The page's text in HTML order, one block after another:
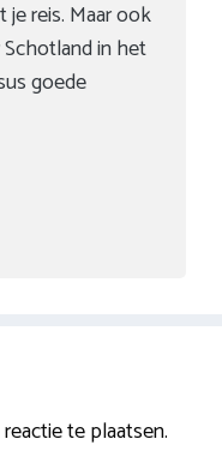
reis. Maar ook
Schotland in het
goede
te plaatsen.